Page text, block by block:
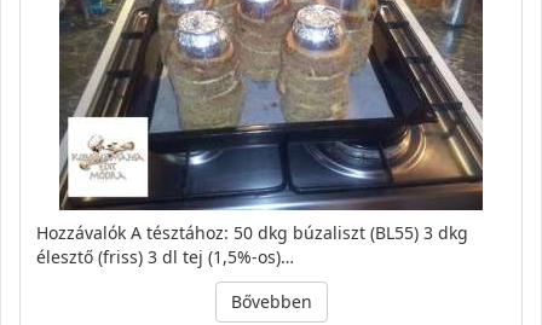
Hozzávalók A tésztához: 50 dkg búzaliszt (BL55) 3 dkg
élesztő (friss) 3 dl tej (1,5%-os)…
Bővebben